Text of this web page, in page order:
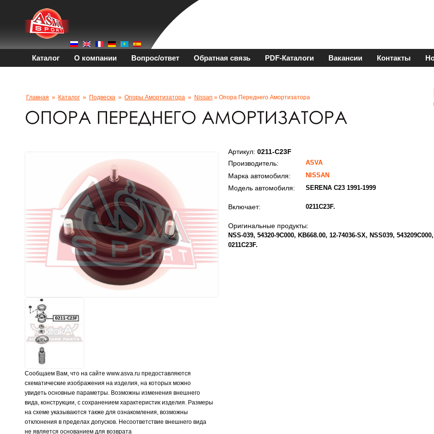
Каталог О компании Вопрос/ответ Обратная связь PDF-Каталоги Вакансии Контакты
Главная » Каталог » Подвеска » Опоры Амортизатора » Nissan » Опора Переднего Амортизатора
Сообщаем Вам, что на сайте www.asva.ru предоставляются
схематические изображения на изделия, на которых можно
увидеть основные параметры. Возможны изменения внешнего
вида, конструкции, с сохранением характеристик изделия. Размеры
на схеме указываются также для ознакомления, возможны
отклонения в пределах допусков. Несоответствие внешнего вида
не является основанием для возврата
Артикул: 0211-C23F
Производитель:
ASVA
Марка автомобиля: NISSAN
Модель автомобиля: SERENA C23 1991-1999
Включает: 0211C23F
Оригинальные продукты:
NSS-039 54320-9C000 KB668.00 12-74036-SX NSS039 543209C000
0211C23F